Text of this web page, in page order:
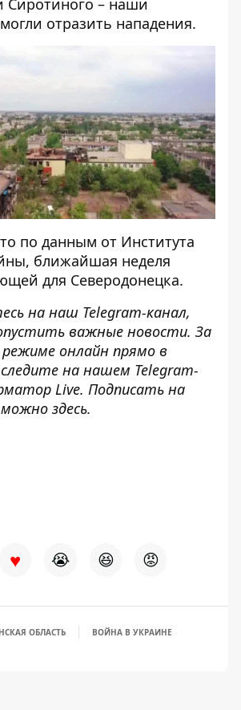
отразить нападения.
по данным от Института
ближайшая неделя
для Северодонецка.
на наш Telegram-канал,
важные новости. За
онлайн прямо в
на нашем Telegram-
Live. Подписать на
можно здесь.
♥ 😭 😆 😡
ОБЛАСТЬ ВОЙНА В УКРАИНЕ